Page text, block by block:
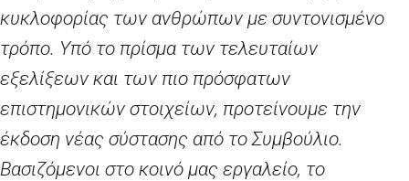
κυκλοφορίας των ανθρώπων με συντονισμένο
τρόπο. Υπό το πρίσμα των τελευταίων
εξελίξεων και των πιο πρόσφατων
επιστημονικών στοιχείων, προτείνουμε την
έκδοση νέας σύστασης από το Συμβούλιο.
Βασιζόμενοι στο κοινό μας εργαλείο, το